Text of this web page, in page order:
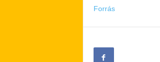
Forrás